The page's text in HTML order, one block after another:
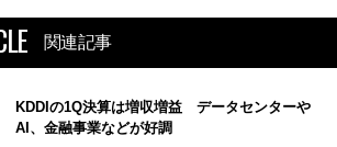
関連記事
KDDIの1Q決算は増収増益 データセンターや
AI、金融事業などが好調